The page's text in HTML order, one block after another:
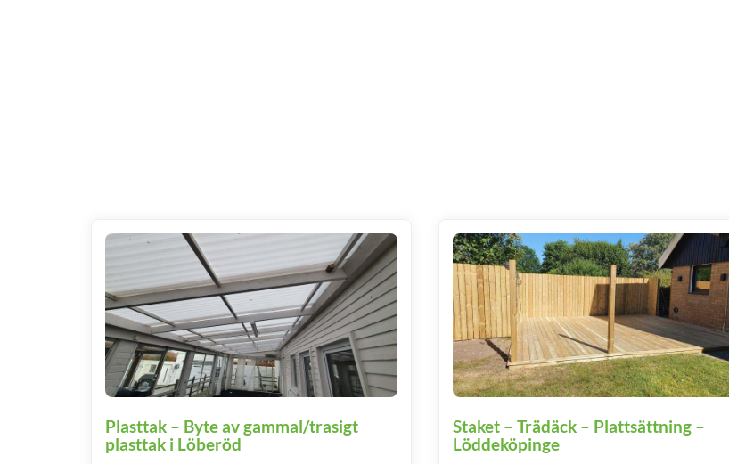
Plasttak – Byte av gammal/trasigt
plasttak i Löberöd
Staket – Trädäck – Plattsättning –
Löddeköpinge